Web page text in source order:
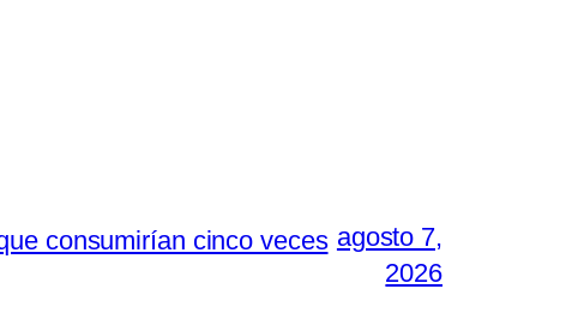
consumirían cinco veces agosto 7,
2026